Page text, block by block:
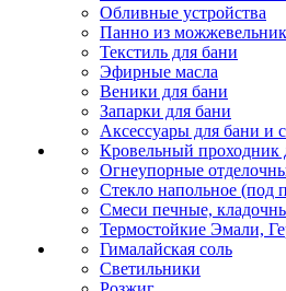
Обливные устройства
Панно из
Текстиль для бани
Эфирные масла
Веники для бани
Запарки для бани
Аксессуары для бани и
Кровельный проходник
Огнеупорные
Стекло напольное (под
Смеси печные,
Термостойкие Эмали,
Гималайская соль
Светильники